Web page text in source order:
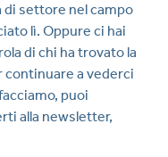
di settore nel campo
lì. Oppure ci hai
di chi ha trovato la
continuare a vederci
puoi
alla newsletter,